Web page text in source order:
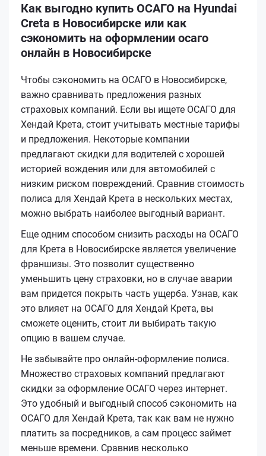
Как выгодно купить ОСАГО на Hyundai
Creta в Новосибирске или как
сэкономить на оформлении осаго
онлайн в Новосибирске
Чтобы сэкономить на ОСАГО в Новосибирске,
важно сравнивать предложения разных
страховых компаний. Если вы ищете ОСАГО для
Хендай Крета, стоит учитывать местные тарифы
и предложения. Некоторые компании
предлагают скидки для водителей с хорошей
историей вождения или для автомобилей с
низким риском повреждений. Сравнив стоимость
полиса для Хендай Крета в нескольких местах,
можно выбрать наиболее выгодный вариант.
Еще одним способом снизить расходы на ОСАГО
для Крета в Новосибирске является увеличение
франшизы. Это позволит существенно
уменьшить цену страховки, но в случае аварии
вам придется покрыть часть ущерба. Узнав, как
это влияет на ОСАГО для Хендай Крета, вы
сможете оценить, стоит ли выбирать такую
опцию в вашем случае.
Не забывайте про онлайн-оформление полиса.
Множество страховых компаний предлагают
скидки за оформление ОСАГО через интернет.
Это удобный и выгодный способ сэкономить на
ОСАГО для Хендай Крета, так как вам не нужно
платить за посредников, а сам процесс займет
меньше времени. Сравнив несколько